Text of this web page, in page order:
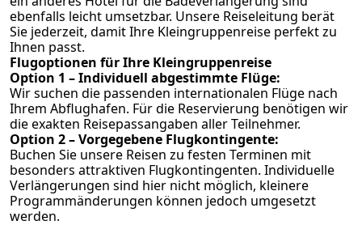
ebenfalls leicht umsetzbar. Unsere Reiseleitung berät
Sie jederzeit, damit Ihre Kleingruppenreise perfekt zu
Ihnen passt.
Flugoptionen für Ihre Kleingruppenreise
Option 1 – Individuell abgestimmte Flüge:
Wir suchen die passenden internationalen Flüge nach
Ihrem Abflughafen. Für die Reservierung benötigen wir
die exakten Reisepassangaben aller Teilnehmer.
Option 2 – Vorgegebene Flugkontingente:
Buchen Sie unsere Reisen zu festen Terminen mit
besonders attraktiven Flugkontingenten. Individuelle
Verlängerungen sind hier nicht möglich, kleinere
Programmänderungen können jedoch umgesetzt
werden.